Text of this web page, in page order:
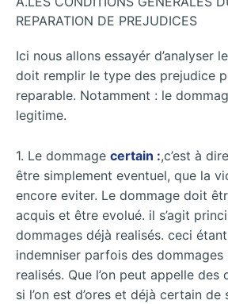
REPARATION DE PREJUDICES
Ici nous allons essayér d’analyser
doit remplir le type des prejudice
reparable. Notamment : le
legitime.
1. Le dommage certain :,c’est à
être simplement eventuel, que la
encore eviter. Le dommage doit
acquis et être evolué. il s’agit
dommages déjà realisés. ceci
indemniser parfois des dommages
realisés. Que l’on peut appelle des
si l’on est d’ores et déjà certain de